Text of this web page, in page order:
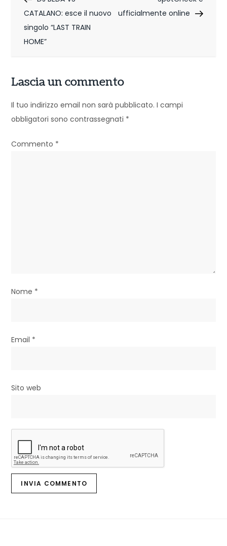
a
v
i
a
z
i
o
i
CATALANO: esce il nuovo
singolo “LAST TRAIN
HOME”
ufficialmente online
Lascia un commento
Il tuo indirizzo email non sarà pubblicato. I campi
obbligatori sono contrassegnati *
Commento *
Nome *
Email *
Sito web